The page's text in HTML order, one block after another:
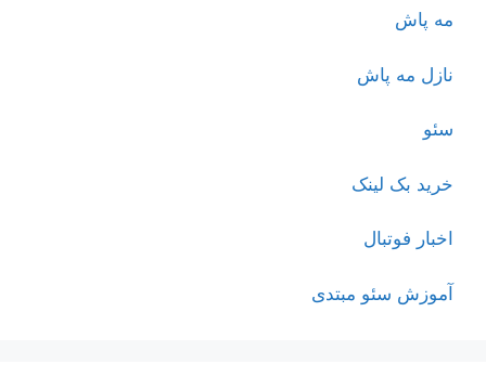
مه پاش
نازل مه پاش
سئو
خرید بک لینک
اخبار فوتبال
آموزش سئو مبتدی